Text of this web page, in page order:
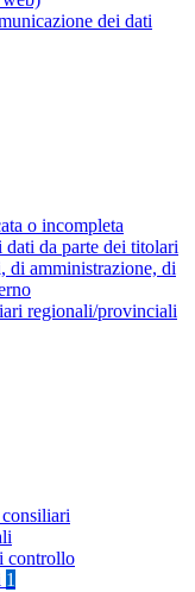
dei dati
o incompleta
dati da parte dei titolari
di amministrazione, di
regionali/provinciali
controllo
1